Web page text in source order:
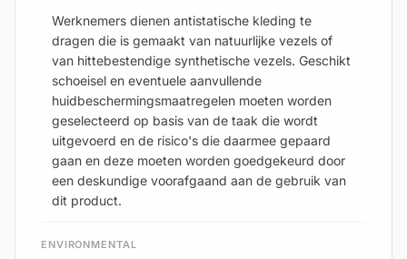
Werknemers dienen antistatische kleding te
dragen die is gemaakt van natuurlijke vezels of
van hittebestendige synthetische vezels. Geschikt
schoeisel en eventuele aanvullende
huidbeschermingsmaatregelen moeten worden
geselecteerd op basis van de taak die wordt
uitgevoerd en de risico's die daarmee gepaard
gaan en deze moeten worden goedgekeurd door
een deskundige voorafgaand aan de gebruik van
dit product.
ENVIRONMENTAL